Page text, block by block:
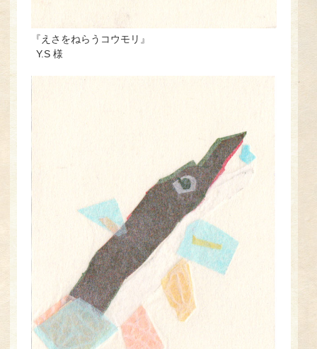
『えさをねらうコウモリ』
Y.S 様